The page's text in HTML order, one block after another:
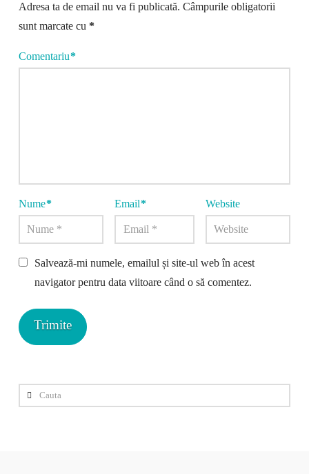
Adresa ta de email nu va fi publicată. Câmpurile obligatorii
sunt marcate cu *
Comentariu*
Nume* Email* Website
Salvează-mi numele, emailul și site-ul web în acest
navigator pentru data viitoare când o să comentez.
Cauta